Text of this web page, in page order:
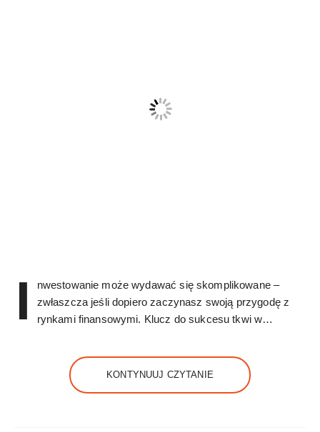
I
nwestowanie może wydawać się skomplikowane –
zwłaszcza jeśli dopiero zaczynasz swoją przygodę z
rynkami finansowymi. Klucz do sukcesu tkwi w…
KONTYNUUJ CZYTANIE